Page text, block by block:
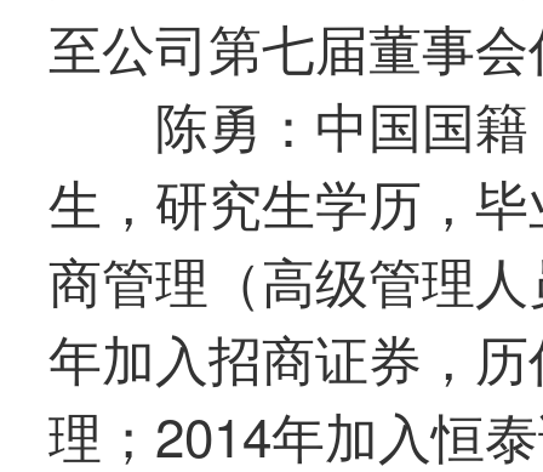
至公司第七届董事
陈勇：中国国
生，研究生学历，
商管理（高级管理
年加入招商证券，
理；2014年加入恒